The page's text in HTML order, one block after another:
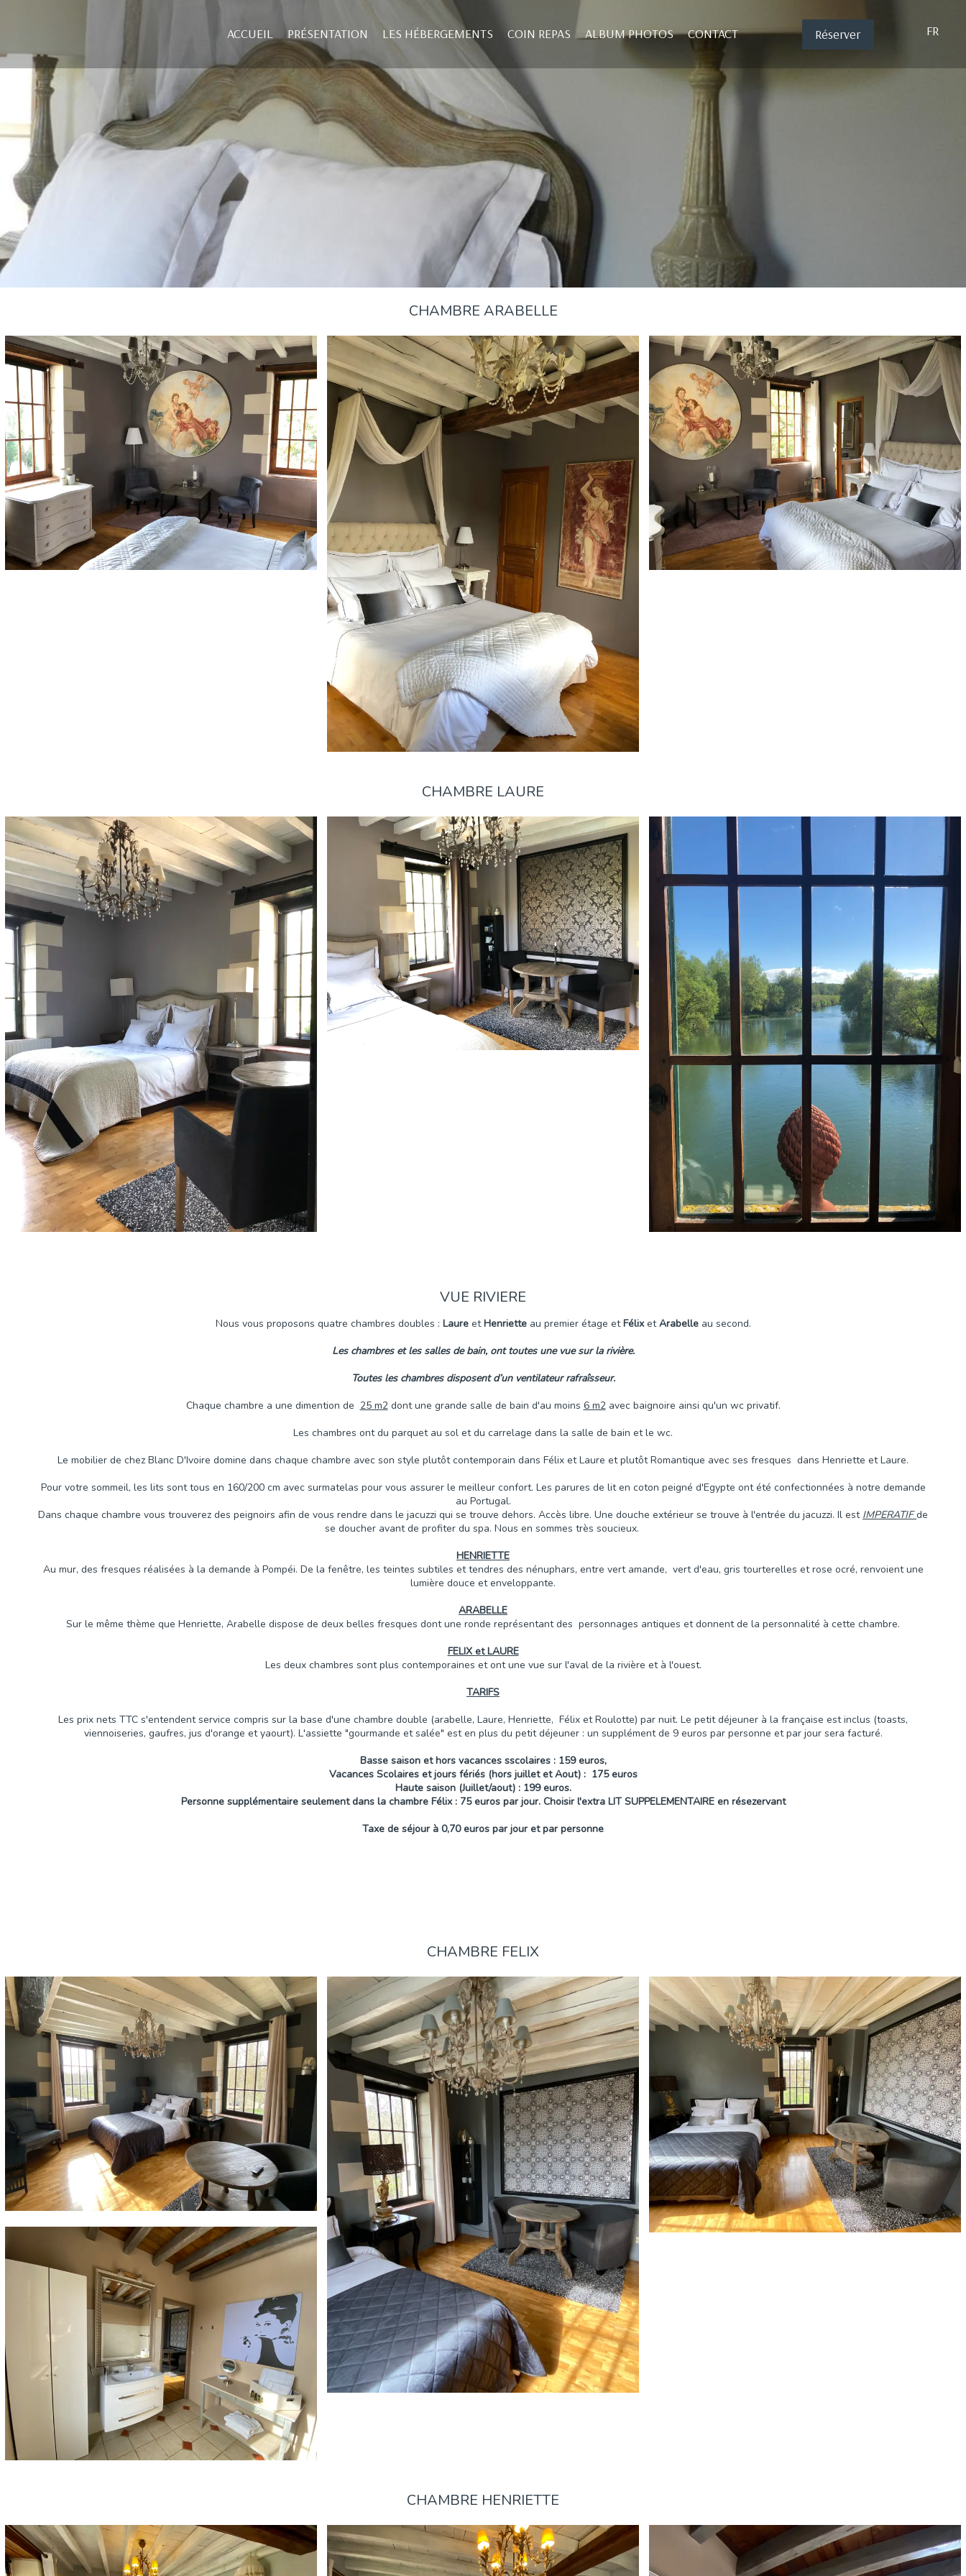
ACCUEIL PRÉSENTATION LES HÉBERGEMENTS COIN REPAS ALBUM PHOTOS CONTACT Réserver FR
CHAMBRE ARABELLE
CHAMBRE LAURE
VUE RIVIERE
Nous vous proposons quatre chambres doubles : LaureetHenriette au premier étage etFélixetArabelleau second.
Les chambres et les salles de bain, ont toutes une vue sur la rivière.
Toutes les chambres disposent d’un ventilateur rafraîsseur.
Chaque chambre a une dimention de 25 m2dont une grande salle de bain d'au moins 6 m2avec baignoire ainsi qu'un wc privatif.
Les chambres ont du parquet au sol et du carrelage dans la salle de bain et le wc.
Le mobilier de chez Blanc D'Ivoire domine dans chaque chambre avec son style plutôt contemporain dans Félix et Laure et plutôt Romantique avec ses fresques dans Henriette et Laure.
Pour votre sommeil, les lits sont tous en 160/200 cm avec surmatelas pour vous assurer le meilleur confort. Les parures de lit en coton peigné d'Egypte ont été confectionnées à notre demande
au Portugal.
Dans chaque chambre vous trouverez des peignoirs afin de vous rendre dans le jacuzzi qui se trouve dehors. Accès libre. Une douche extérieur se trouve à l'entrée du jacuzzi. Il est IMPERATIFde
se doucher avant de profiter du spa. Nous en sommes très soucieux.
HENRIETTE
Au mur, des fresques réalisées à la demande à Pompéi. De la fenêtre, les teintes subtiles et tendres des nénuphars, entre vert amande, vert d'eau, gris tourterelles et rose ocré, renvoient une
lumière douce et enveloppante.
ARABELLE
Sur le même thème que Henriette, Arabelle dispose de deux belles fresques dont une ronde représentant des personnages antiques et donnent de la personnalité à cette chambre.
FELIX et LAURE
Les deux chambres sont plus contemporaines et ont une vue sur l'aval de la rivière et à l'ouest.
TARIFS
Les prix nets TTC s'entendent service compris sur la base d'une chambre double (arabelle, Laure, Henriette, Félix et Roulotte) par nuit. Le petit déjeuner à la française est inclus (toasts,
viennoiseries, gaufres, jus d'orange et yaourt). L'assiette "gourmande et salée" est en plus du petit déjeuner : un supplément de 9 euros par personne et par jour sera facturé.
Basse saison et hors vacances sscolaires : 159 euros,
Vacances Scolaires et jours fériés (hors juillet et Aout) : 175 euros
Haute saison (Juillet/aout) : 199 euros.
Personne supplémentaire seulement dans la chambre Félix : 75 euros par jour. Choisirl'extra LIT SUPPELEMENTAIRE en résezervant
Taxe de séjour à 0,70 euros par jour et par personne
CHAMBRE FELIX
CHAMBRE HENRIETTE